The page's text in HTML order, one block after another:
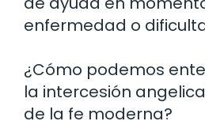
enfermedad o
¿Cómo podemos
la intercesión
de la fe moderna?